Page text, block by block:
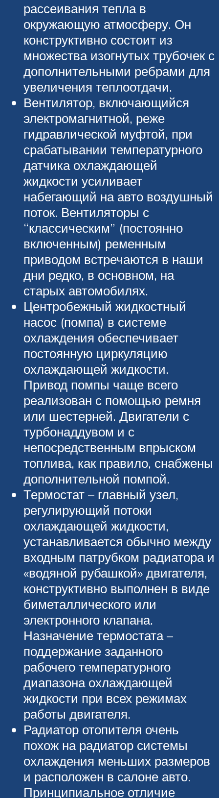
рассеивания тепла в
окружающую атмосферу. Он
конструктивно состоит из
множества изогнутых трубочек с
дополнительными ребрами для
увеличения теплоотдачи.
Вентилятор, включающийся
электромагнитной, реже
гидравлической муфтой, при
срабатывании температурного
датчика охлаждающей
жидкости усиливает
набегающий на авто воздушный
поток. Вентиляторы с
“классическим” (постоянно
включенным) ременным
приводом встречаются в наши
дни редко, в основном, на
старых автомобилях.
Центробежный жидкостный
насос (помпа) в системе
охлаждения обеспечивает
постоянную циркуляцию
охлаждающей жидкости.
Привод помпы чаще всего
реализован с помощью ремня
или шестерней. Двигатели с
турбонаддувом и с
непосредственным впрыском
топлива, как правило, снабжены
дополнительной помпой.
Термостат – главный узел,
регулирующий потоки
охлаждающей жидкости,
устанавливается обычно между
входным патрубком радиатора и
«водяной рубашкой» двигателя,
конструктивно выполнен в виде
биметаллического или
электронного клапана.
Назначение термостата –
поддержание заданного
рабочего температурного
диапазона охлаждающей
жидкости при всех режимах
работы двигателя.
Радиатор отопителя очень
похож на радиатор системы
охлаждения меньших размеров
и расположен в салоне авто.
Принципиальное отличие